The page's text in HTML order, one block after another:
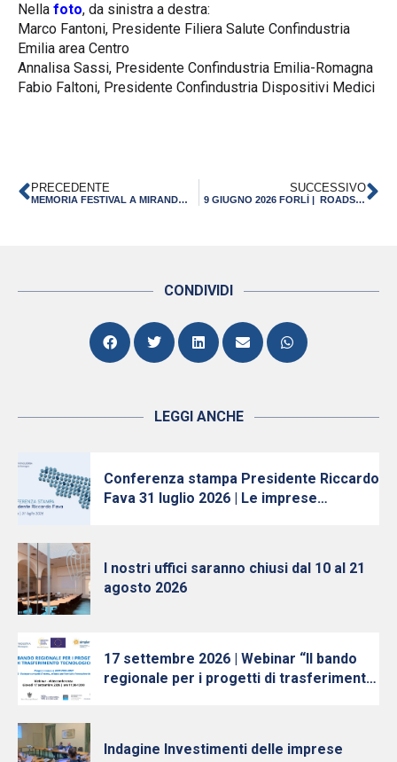
Nella foto, da sinistra a destra:
Marco Fantoni, Presidente Filiera Salute Confindustria
Emilia area Centro
Annalisa Sassi, Presidente Confindustria Emilia-Romagna
Fabio Faltoni, Presidente Confindustria Dispositivi Medici
PRECEDENTE
MEMORIA FESTIVAL A MIRANDOLA | DAL 5 AL 7 GIUGNO 2026
SUCCESSIVO
9 GIUGNO 2026 FORLÌ | ROADSHOW “RI-CERR-CARE IL FUTURO: INNOVAZIONE, RICERCA E TRASFERIMENTO TECNOLOGICO IN EMILIA-ROMAGNA” – TERZA TAPPA
CONDIVIDI
LEGGI ANCHE
Conferenza stampa Presidente Riccardo
Fava 31 luglio 2026 | Le imprese
I nostri uffici saranno chiusi dal 10 al 21
agosto 2026
17 settembre 2026 | Webinar “Il bando
regionale per i progetti di trasferimento
Indagine Investimenti delle imprese